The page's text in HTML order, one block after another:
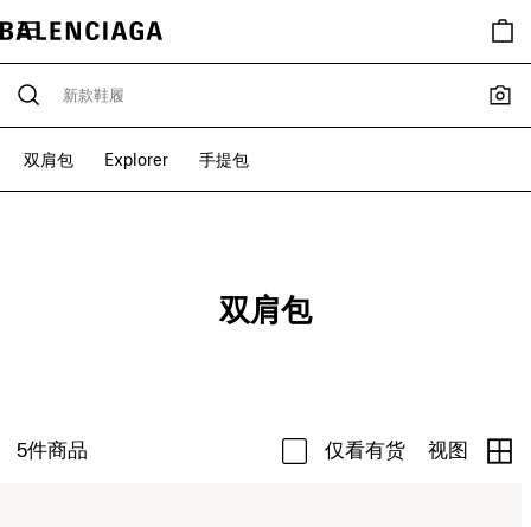
双肩包 Explorer 手提包
双肩包
5件商品 仅看有货 视图